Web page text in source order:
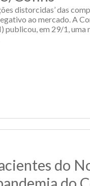
distorcidas’ das
ao mercado. A
em 29/1, uma
do